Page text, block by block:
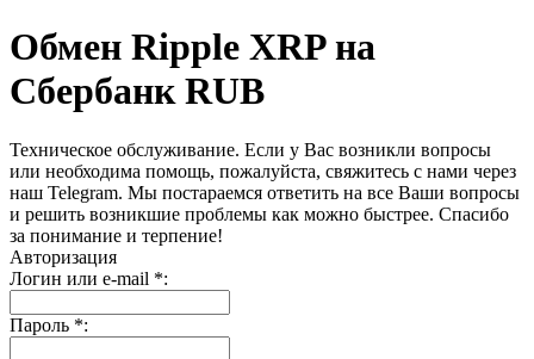
Обмен Ripple XRP на
Сбербанк RUB
Техническое обслуживание. Если у Вас возникли вопросы
или необходима помощь, пожалуйста, свяжитесь с нами через
наш Telegram. Мы постараемся ответить на все Ваши вопросы
и решить возникшие проблемы как можно быстрее. Спасибо
за понимание и терпение!
Авторизация
Логин или e-mail *:
Пароль *: